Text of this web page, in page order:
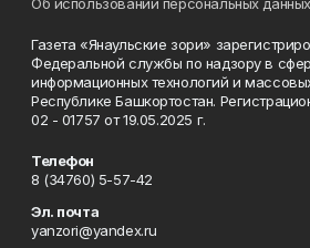
Газета «Янаульские зори»
Федеральной службы по надзору в
информационных технологий и
Республике Башкортостан.
02 - 01757 от 19.05.2025 г.
Телефон
8 (34760) 5-57-42
Эл. почта
yanzori@yandex.ru